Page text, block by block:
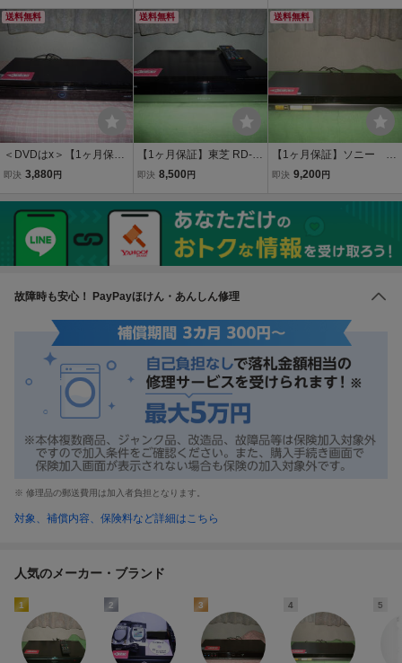
付 VHS DVD ダビング
シングルチューナー 320
GB 新品リモコン B-C
送料無料
＜DVDはx＞【1ヶ月保
証】シャープ BD-HDW73
ー ２番組同時録画 320
GB B-CASカード付き
即決 3,880 円
送料無料
【1ヶ月保証】東芝 RD-B
Z700 HDD/DVD/レコー
00GB 純正リモコン B-
CASカード付き
即決 8,500 円
送料無料
【1ヶ月保証】ソニー B
DZ-AT350S HDD/DVD/
グルチューナー 500GB
新品リモコン B-CAS
カード付
即決 9,200 円
故障時も安心！ PayPayほけん・あんしん修理
※ 修理品の郵送費用は加入者負担となります。
対象、補償内容、保険料など詳細はこちら
人気のメーカー・ブランド
1 2 3 4 5